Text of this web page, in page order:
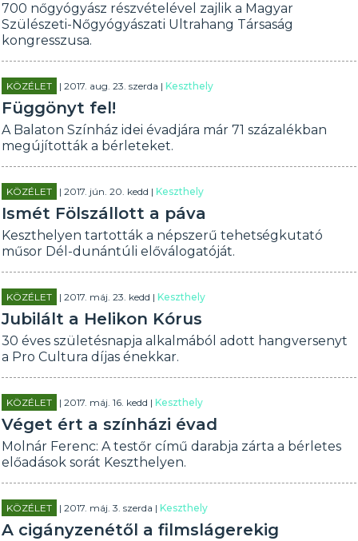
700 nőgyógyász részvételével zajlik a Magyar
Szülészeti-Nőgyógyászati Ultrahang Társaság
kongresszusa.
KÖZÉLET | 2017. aug. 23. szerda |Keszthely
Függönyt fel!
A Balaton Színház idei évadjára már 71 százalékban
megújították a bérleteket.
KÖZÉLET | 2017. jún. 20. kedd |Keszthely
Ismét Fölszállott a páva
Keszthelyen tartották a népszerű tehetségkutató
műsor Dél-dunántúli előválogatóját.
KÖZÉLET | 2017. máj. 23. kedd |Keszthely
Jubilált a Helikon Kórus
30 éves születésnapja alkalmából adott hangversenyt
a Pro Cultura díjas énekkar.
KÖZÉLET | 2017. máj. 16. kedd |Keszthely
Véget ért a színházi évad
Molnár Ferenc: A testőr című darabja zárta a bérletes
előadások sorát Keszthelyen.
KÖZÉLET | 2017. máj. 3. szerda |Keszthely
A cigányzenétől a filmslágerekig